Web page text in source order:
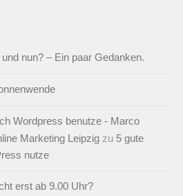
nun? – Ein paar Gedanken.
Wordpress benutze - Marco
Marketing Leipzig zu 5 gute
nutze
erst ab 9.00 Uhr?